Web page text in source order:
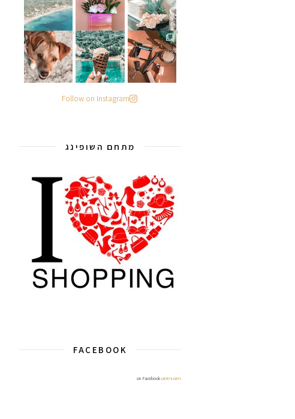
מישהו שיסתכל עליי ככה. . . #הסטודיושלקורין - פינה חדשה
Follow on Instagram
מתחם השופינג
FACEBOOK
ריסים ורסיסים